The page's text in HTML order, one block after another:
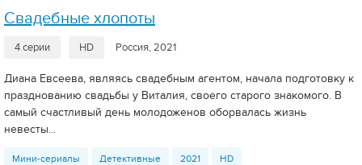
Свадебные хлопоты
4 серии HD Россия, 2021
Диана Евсеева, являясь свадебным агентом, начала подготовку к
празднованию свадьбы у Виталия, своего старого знакомого. В
самый счастливый день молодоженов оборвалась жизнь
невесты...
Мини-сериалы Детективные 2021 HD